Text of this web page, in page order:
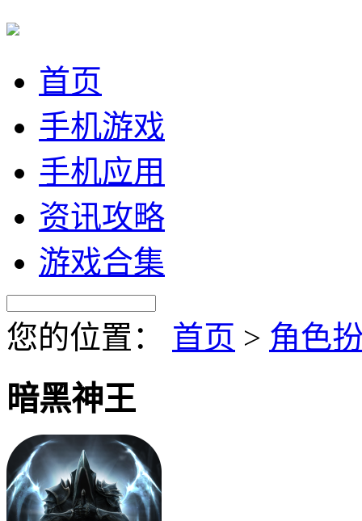
首页
手机游戏
手机应用
资讯攻略
游戏合集
您的位置： 首页 > 角色
暗黑神王